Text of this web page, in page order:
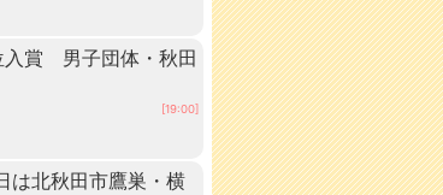
入賞 男子団体・秋田
[19:00]
北秋田市鷹巣・横